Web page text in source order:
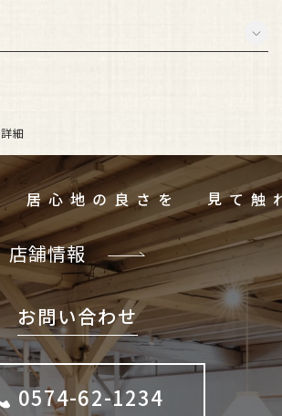
詳細
居心地の良さを
店舗情報
お問い合わせ
0574-62-1234